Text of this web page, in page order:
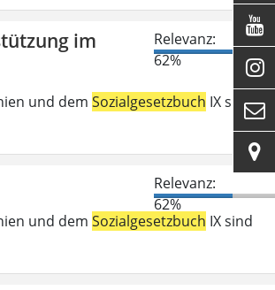
im
Relevanz:
62%
und dem Sozialgesetzbuch IX sind
Relevanz:
62%
und dem Sozialgesetzbuch IX sind



